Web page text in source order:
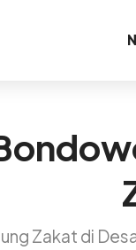
Zakat di